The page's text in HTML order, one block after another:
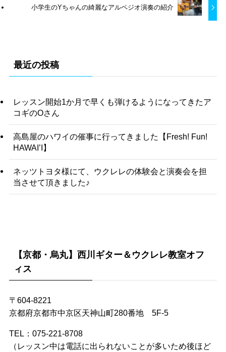
小学生のYちゃんの綺麗なアルペジオ演奏の紹介
最近の投稿
レッスン開始1か月で早くも弾けるようになってきたア
コギのOさん
高島屋のハワイの催事に行ってきました【Fresh! Fun!
HAWAI’I】
ネッツトヨタ様にて、ウクレレの体験会と演奏会を担
当させて頂きました♪
【京都・烏丸】西川ギター＆ウクレレ教室オフ
ィス
〒604-8221
京都府京都市中京区天神山町280番地 5F-5
TEL：075-221-8708
（レッスン中は電話に出られないことが多いため後ほど